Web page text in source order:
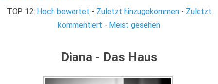
TOP 12: Hoch bewertet - Zuletzt hinzugekommen- Zuletzt
kommentiert - Meist gesehen
Diana - Das Haus